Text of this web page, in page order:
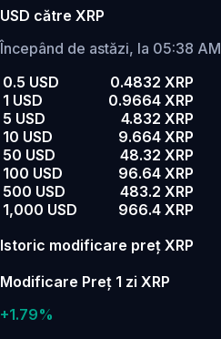
USD către XRP
Începând de astăzi, la 05:38 AM
0.5 USD
0.4832 XRP
1 USD
0.9664 XRP
5 USD
4.832 XRP
10 USD
9.664 XRP
50 USD
48.32 XRP
100 USD
96.64 XRP
500 USD
483.2 XRP
1,000 USD
966.4 XRP
Istoric modificare preț XRP
Modificare Preț 1 zi XRP
+1.79%